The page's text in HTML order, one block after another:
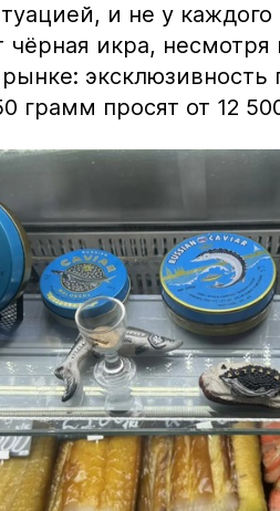
и не у каждого
чёрная икра,
грамм просят от 12